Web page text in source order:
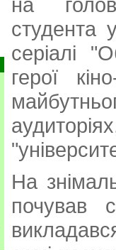
студента
серіалі
герої
На
почував